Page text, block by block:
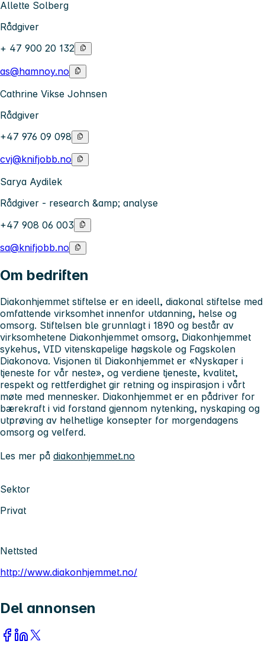
Allette Solberg
Rådgiver
+ 47 900 20 132
as@hamnoy.no
Cathrine Vikse Johnsen
Rådgiver
+47 976 09 098
cvj@knifjobb.no
Sarya Aydilek
Rådgiver - research &amp; analyse
+47 908 06 003
sa@knifjobb.no
Om bedriften
Diakonhjemmet stiftelse er en ideell, diakonal stiftelse med
omfattende virksomhet innenfor utdanning, helse og
omsorg. Stiftelsen ble grunnlagt i 1890 og består av
virksomhetene Diakonhjemmet omsorg, Diakonhjemmet
sykehus, VID vitenskapelige høgskole og Fagskolen
Diakonova. Visjonen til Diakonhjemmet er «Nyskaper i
tjeneste for vår neste», og verdiene tjeneste, kvalitet,
respekt og rettferdighet gir retning og inspirasjon i vårt
møte med mennesker. Diakonhjemmet er en pådriver for
bærekraft i vid forstand gjennom nytenking, nyskaping og
utprøving av helhetlige konsepter for morgendagens
omsorg og velferd.
Les mer på diakonhjemmet.no
Sektor
Privat
Nettsted
http://www.diakonhjemmet.no/
Del annonsen